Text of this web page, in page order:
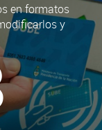
en formatos
y